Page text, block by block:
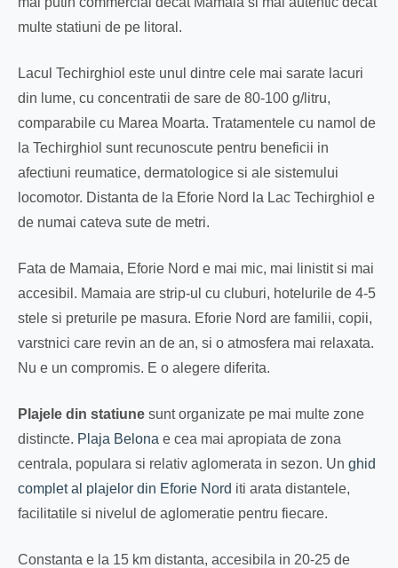
multe statiuni de pe litoral.
Lacul Techirghiol este unul dintre cele mai sarate lacuri
din lume, cu concentratii de sare de 80-100 g/litru,
comparabile cu Marea Moarta. Tratamentele cu namol de
la Techirghiol sunt recunoscute pentru beneficii in
afectiuni reumatice, dermatologice si ale sistemului
locomotor. Distanta de la Eforie Nord la Lac Techirghiol e
de numai cateva sute de metri.
Fata de Mamaia, Eforie Nord e mai mic, mai linistit si mai
accesibil. Mamaia are strip-ul cu cluburi, hotelurile de 4-5
stele si preturile pe masura. Eforie Nord are familii, copii,
varstnici care revin an de an, si o atmosfera mai relaxata.
Nu e un compromis. E o alegere diferita.
Plajele din statiune sunt organizate pe mai multe zone
distincte. Plaja Belona e cea mai apropiata de zona
centrala, populara si relativ aglomerata in sezon. Un ghid
complet al plajelor din Eforie Nord iti arata distantele,
facilitatile si nivelul de aglomeratie pentru fiecare.
Constanta e la 15 km distanta, accesibila in 20-25 de